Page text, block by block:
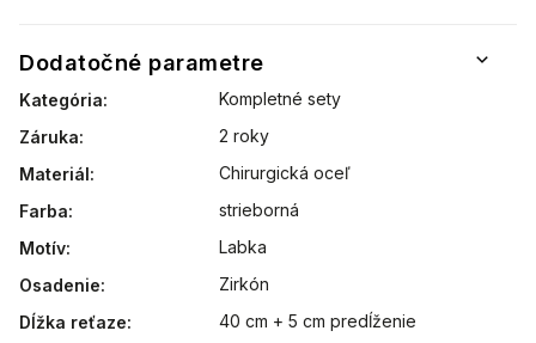
Dodatočné parametre
Kategória:
Kompletné sety
Záruka:
2 roky
Materiál:
Chirurgická oceľ
Farba:
strieborná
Motív:
Labka
Osadenie:
Zirkón
Dĺžka reťaze: 40 cm + 5 cm predĺženie